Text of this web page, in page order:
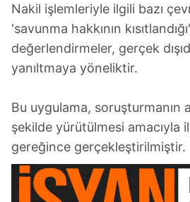
Nakil işlemleriyle ilgili bazı
'savunma hakkının
değerlendirmeler, gerçek
yanıltmaya yöneliktir.
Bu uygulama, soruşturmanın
şekilde yürütülmesi amacıyla
gereğince gerçekleştirilmiştir.